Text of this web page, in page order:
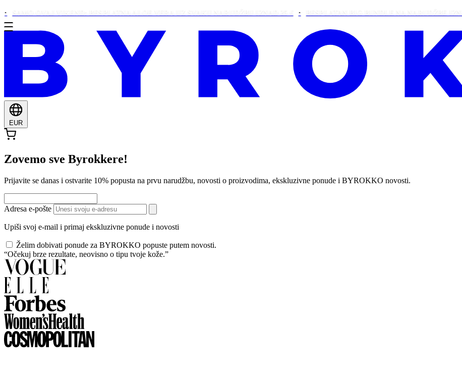
OVAJ VIKEND: BESPLATNA ALOE VERA UZ SVAKU NARUDŽBU IZNAD 25 € BESPLATAN BIG BUNDLE NA NARUDŽBE IZNAD €90!
EUR
Zovemo sve Byrokkere!
Prijavite se danas i ostvarite 10% popusta na prvu narudžbu, novosti o proizvodima, ekskluzivne ponude i BYROKKO novosti.
Adresa e-pošte
Upiši svoj e-mail i primaj ekskluzivne ponude i novosti
Želim dobivati ponude za BYROKKO popuste putem novosti.
“Očekuj brze rezultate, neovisno o tipu tvoje kože.”